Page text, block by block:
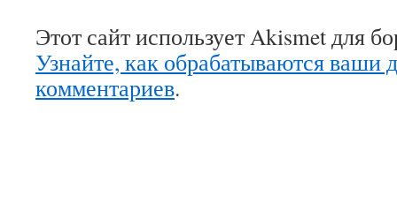
Этот сайт использует Akismet для
Узнайте, как обрабатываются ваши
комментариев.